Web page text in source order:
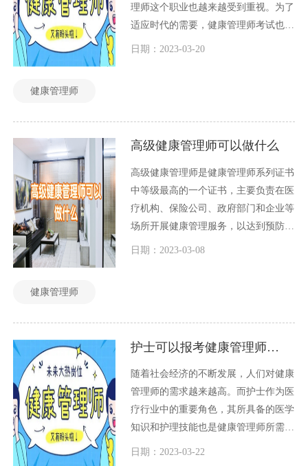
理师这个职业也越来越受到重视。为了
适应时代的需要，健康管理师考试也在
不断更新和改革。2023年健康管理师考
日期：2023-03-20
健康管理师
高级健康管理师可以做什么
高级健康管理师是健康管理师系列证书
中等级最高的一个证书，主要负责在医
疗机构、保险公司、政府部门和企业等
场所开展健康管理服务，以达到预防疾
病、促进健康的目的。高级健康管理师
日期：2023-03-08
健康管理师
护士可以报考健康管理师吗？
随着社会经济的不断发展，人们对健康
管理师的需求越来越高。而护士作为医
疗行业中的重要角色，其所具备的医学
知识和护理技能也是健康管理师所需要
的素质之一。那么，护士是否可以报考
日期：2023-03-22